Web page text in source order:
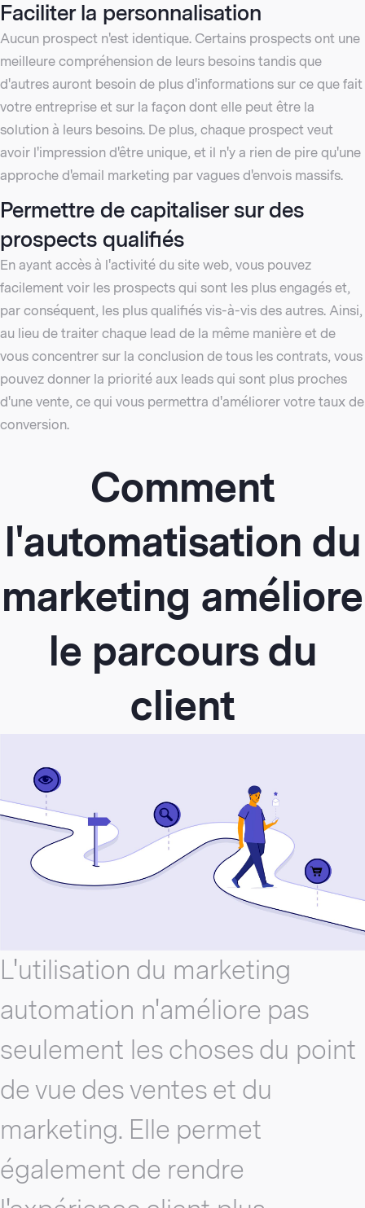
Faciliter la personnalisation
Aucun prospect n'est identique. Certains prospects ont une
meilleure compréhension de leurs besoins tandis que
d'autres auront besoin de plus d'informations sur ce que fait
votre entreprise et sur la façon dont elle peut être la
solution à leurs besoins. De plus, chaque prospect veut
avoir l'impression d'être unique, et il n'y a rien de pire qu'une
approche d'email marketing par vagues d'envois massifs.
Permettre de capitaliser sur des
prospects qualifiés
En ayant accès à l'activité du site web, vous pouvez
facilement voir les prospects qui sont les plus engagés et,
par conséquent, les plus qualifiés vis-à-vis des autres. Ainsi,
au lieu de traiter chaque lead de la même manière et de
vous concentrer sur la conclusion de tous les contrats, vous
pouvez donner la priorité aux leads qui sont plus proches
d'une vente, ce qui vous permettra d'améliorer votre taux de
conversion.
Comment
l'automatisation du
marketing améliore
le parcours du
client
L'utilisation du marketing
automation n'améliore pas
seulement les choses du point
de vue des ventes et du
marketing. Elle permet
également de rendre